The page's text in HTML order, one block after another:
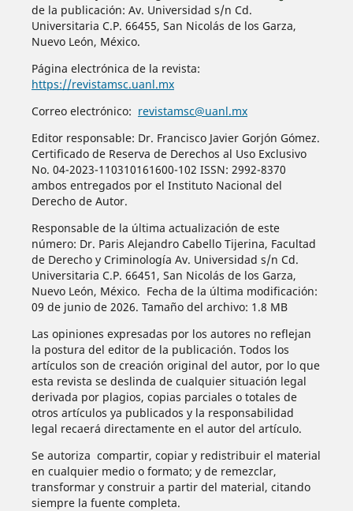
de la publicación: Av. Universidad s/n Cd.
Universitaria C.P. 66455, San Nicolás de los Garza,
Nuevo León, México.
Página electrónica de la revista:
https://revistamsc.uanl.mx
Correo electrónico: revistamsc@uanl.mx
Editor responsable: Dr. Francisco Javier Gorjón Gómez.
Certificado de Reserva de Derechos al Uso Exclusivo
No. 04-2023-110310161600-102 ISSN: 2992-8370
ambos entregados por el Instituto Nacional del
Derecho de Autor.
Responsable de la última actualización de este
número: Dr. Paris Alejandro Cabello Tijerina, Facultad
de Derecho y Criminología Av. Universidad s/n Cd.
Universitaria C.P. 66451, San Nicolás de los Garza,
Nuevo León, México. Fecha de la última modificación:
09 de junio de 2026. Tamaño del archivo: 1.8 MB
Las opiniones expresadas por los autores no reflejan
la postura del editor de la publicación. Todos los
artículos son de creación original del autor, por lo que
esta revista se deslinda de cualquier situación legal
derivada por plagios, copias parciales o totales de
otros artículos ya publicados y la responsabilidad
legal recaerá directamente en el autor del artículo.
Se autoriza compartir, copiar y redistribuir el material
en cualquier medio o formato; y de remezclar,
transformar y construir a partir del material, citando
siempre la fuente completa.